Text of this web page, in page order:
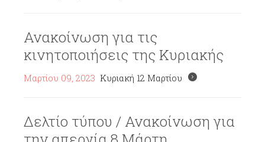
Ανακοίνωση για τις
κινητοποιήσεις της Κυριακής
Μαρτίου 09, 2023 Κυριακή 12 Μαρτίου
Δελτίο τύπου / Ανακοίνωση για